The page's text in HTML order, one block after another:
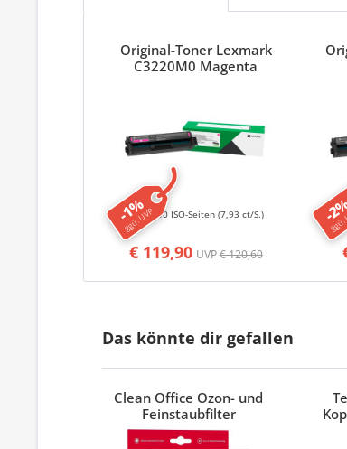
-1%
ggü. UVP
Original-Toner Lexmark
C3220M0 Magenta
€ 119,90 UVP€ 120,60
1500 ISO-Seiten(7,93 ct/S.) -
Das könnte dir gefallen
Clean Office Ozon- und
Feinstaubfilter